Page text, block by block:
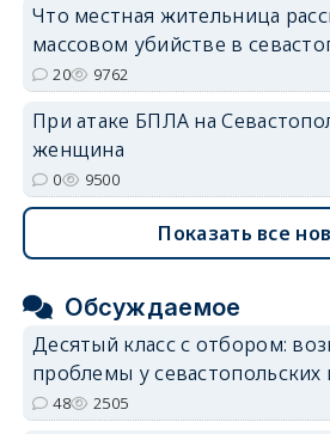
Что местная жительница
массовом убийстве в
20 9762
При атаке БПЛА на
женщина
0 9500
Показать все
Обсуждаемое
Десятый класс с отбором:
проблемы у
48 2505